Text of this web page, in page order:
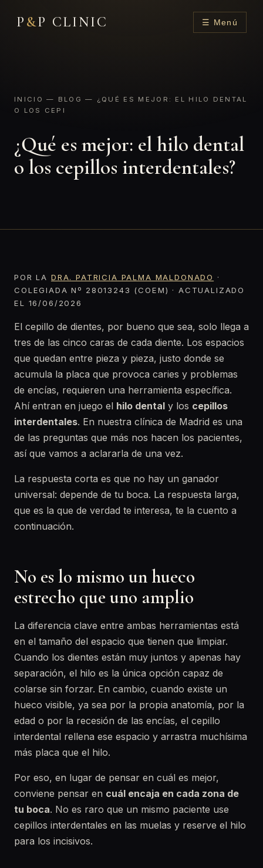
P &P CLINIC ☰ Menú
INICIO — BLOG — ¿QUÉ ES MEJOR: EL HILO DENTAL
O LOS CEPI
¿Qué es mejor: el hilo dental
o los cepillos interdentales?
POR LA DRA. PATRICIA PALMA MALDONADO
·
COLEGIADA Nº 28013243 (COEM) · ACTUALIZADO
EL 16/06/2026
El cepillo de dientes, por bueno que sea, solo llega a
tres de las cinco caras de cada diente. Los espacios
que quedan entre pieza y pieza, justo donde se
acumula la placa que provoca caries y problemas
de encías, requieren una herramienta específica.
Ahí entran en juego el hilo dental y los cepillos
interdentales. En nuestra clínica de Madrid es una
de las preguntas que más nos hacen los pacientes,
así que vamos a aclararla de una vez.
La respuesta corta es que no hay un ganador
universal: depende de tu boca. La respuesta larga,
que es la que de verdad te interesa, te la cuento a
continuación.
No es lo mismo un hueco
estrecho que uno amplio
La diferencia clave entre ambas herramientas está
en el tamaño del espacio que tienen que limpiar.
Cuando los dientes están muy juntos y apenas hay
separación, el hilo es la única opción capaz de
colarse sin forzar. En cambio, cuando existe un
hueco visible, ya sea por la propia anatomía, por la
edad o por la recesión de las encías, el cepillo
interdental rellena ese espacio y arrastra muchísima
más placa que el hilo.
Por eso, en lugar de pensar en cuál es mejor,
conviene pensar en cuál encaja en cada zona de
tu boca. No es raro que un mismo paciente use
cepillos interdentales en las muelas y reserve el hilo
para los incisivos.